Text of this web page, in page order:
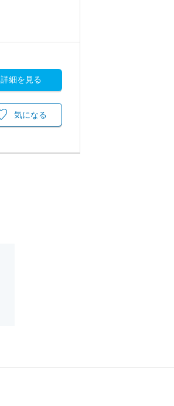
詳細を見る
気になる